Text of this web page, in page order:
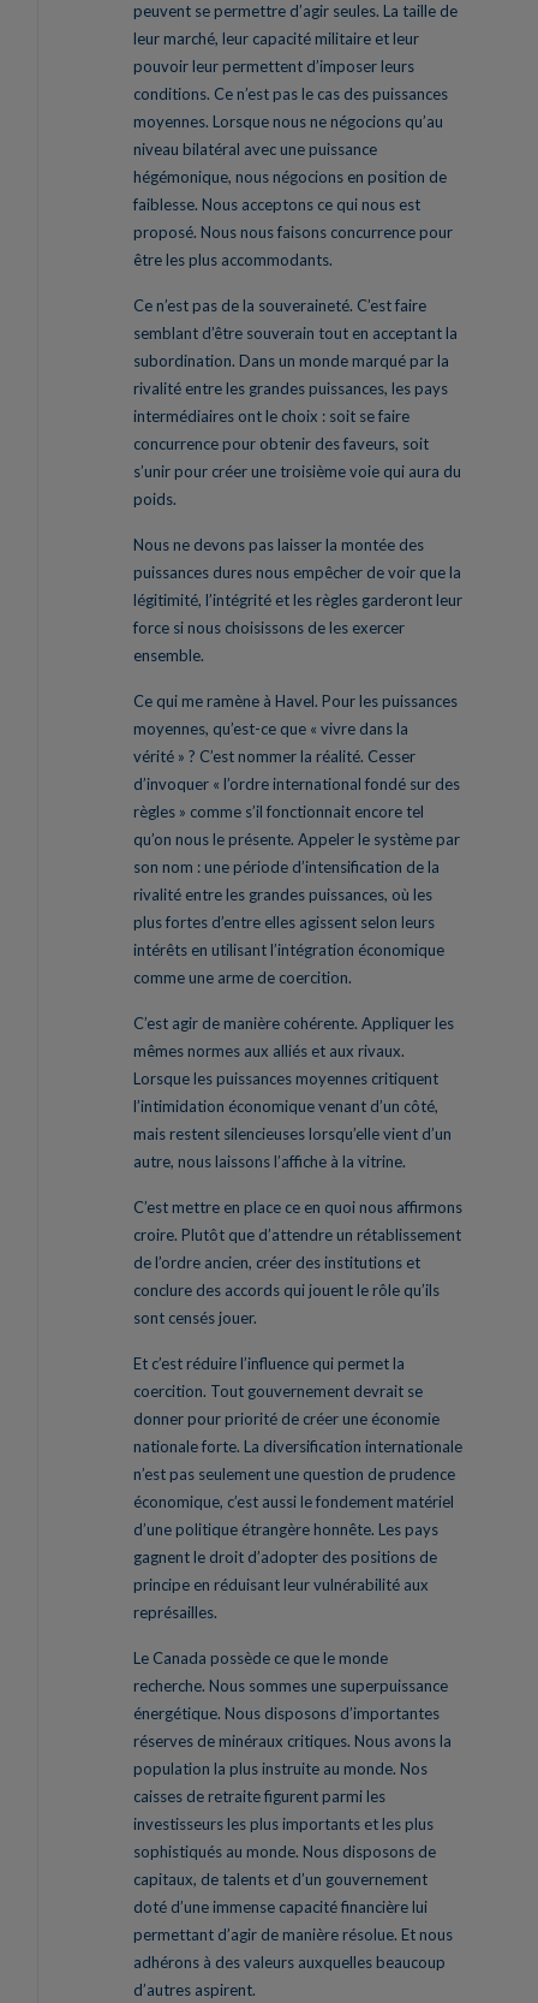
peuvent se permettre d’agir seules. La taille de
leur marché, leur capacité militaire et leur
pouvoir leur permettent d’imposer leurs
conditions. Ce n’est pas le cas des puissances
moyennes. Lorsque nous ne négocions qu’au
niveau bilatéral avec une puissance
hégémonique, nous négocions en position de
faiblesse. Nous acceptons ce qui nous est
proposé. Nous nous faisons concurrence pour
être les plus accommodants.
Ce n’est pas de la souveraineté. C’est faire
semblant d’être souverain tout en acceptant la
subordination. Dans un monde marqué par la
rivalité entre les grandes puissances, les pays
intermédiaires ont le choix : soit se faire
concurrence pour obtenir des faveurs, soit
s’unir pour créer une troisième voie qui aura du
poids.
Nous ne devons pas laisser la montée des
puissances dures nous empêcher de voir que la
légitimité, l’intégrité et les règles garderont leur
force si nous choisissons de les exercer
ensemble.
Ce qui me ramène à Havel. Pour les puissances
moyennes, qu’est-ce que « vivre dans la
vérité » ? C’est nommer la réalité. Cesser
d’invoquer « l’ordre international fondé sur des
règles » comme s’il fonctionnait encore tel
qu’on nous le présente. Appeler le système par
son nom : une période d’intensification de la
rivalité entre les grandes puissances, où les
plus fortes d’entre elles agissent selon leurs
intérêts en utilisant l’intégration économique
comme une arme de coercition.
C’est agir de manière cohérente. Appliquer les
mêmes normes aux alliés et aux rivaux.
Lorsque les puissances moyennes critiquent
l’intimidation économique venant d’un côté,
mais restent silencieuses lorsqu’elle vient d’un
autre, nous laissons l’affiche à la vitrine.
C’est mettre en place ce en quoi nous affirmons
croire. Plutôt que d’attendre un rétablissement
de l’ordre ancien, créer des institutions et
conclure des accords qui jouent le rôle qu’ils
sont censés jouer.
Et c’est réduire l’influence qui permet la
coercition. Tout gouvernement devrait se
donner pour priorité de créer une économie
nationale forte. La diversification internationale
n’est pas seulement une question de prudence
économique, c’est aussi le fondement matériel
d’une politique étrangère honnête. Les pays
gagnent le droit d’adopter des positions de
principe en réduisant leur vulnérabilité aux
représailles.
Le Canada possède ce que le monde
recherche. Nous sommes une superpuissance
énergétique. Nous disposons d’importantes
réserves de minéraux critiques. Nous avons la
population la plus instruite au monde. Nos
caisses de retraite figurent parmi les
investisseurs les plus importants et les plus
sophistiqués au monde. Nous disposons de
capitaux, de talents et d’un gouvernement
doté d’une immense capacité financière lui
permettant d’agir de manière résolue. Et nous
adhérons à des valeurs auxquelles beaucoup
d’autres aspirent.